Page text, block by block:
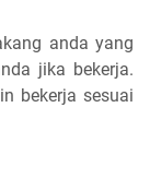
anda yang
jika bekerja.
bekerja sesuai